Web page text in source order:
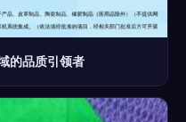
的品质引领者